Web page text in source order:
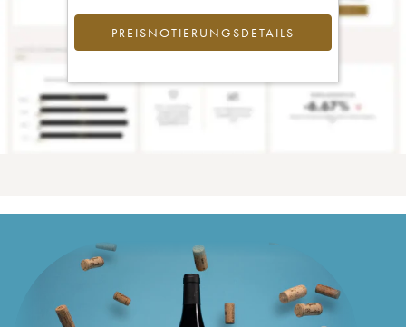
PREISNOTIERUNGSDETAILS